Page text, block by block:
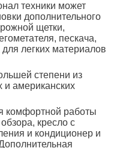
техники может
дополнительного
щетки,
пескача,
легких материалов
степени из
и американских
комфортной работы
кресло с
и кондиционер и